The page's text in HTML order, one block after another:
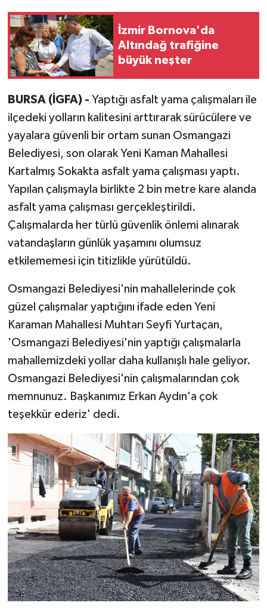
İzmir Bornova'da
Altındağ trafiğine
büyük neşter
BURSA (İGFA) - Yaptığı asfalt yama çalışmaları ile
ilçedeki yolların kalitesini arttırarak sürücülere ve
yayalara güvenli bir ortam sunan Osmangazi
Belediyesi, son olarak Yeni Kaman Mahallesi
Kartalmış Sokakta asfalt yama çalışması yaptı.
Yapılan çalışmayla birlikte 2 bin metre kare alanda
asfalt yama çalışması gerçekleştirildi.
Çalışmalarda her türlü güvenlik önlemi alınarak
vatandaşların günlük yaşamını olumsuz
etkilememesi için titizlikle yürütüldü.
Osmangazi Belediyesi'nin mahallelerinde çok
güzel çalışmalar yaptığını ifade eden Yeni
Karaman Mahallesi Muhtarı Seyfi Yurtaçan,
'Osmangazi Belediyesi'nin yaptığı çalışmalarla
mahallemizdeki yollar daha kullanışlı hale geliyor.
Osmangazi Belediyesi'nin çalışmalarından çok
memnunuz. Başkanımız Erkan Aydın'a çok
teşekkür ederiz' dedi.